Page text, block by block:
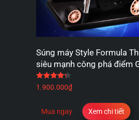
Súng máy Style Formula
siêu mạnh công phá điểm
1.900.000₫
Mua ngay Xem chi tiết